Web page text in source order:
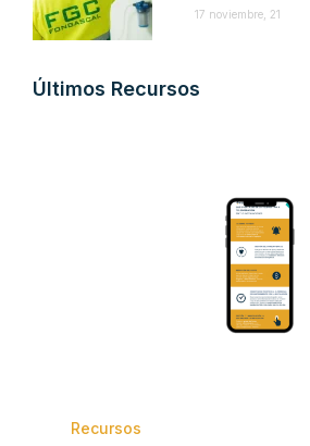
17 noviembre, 21
Últimos Recursos
Recursos